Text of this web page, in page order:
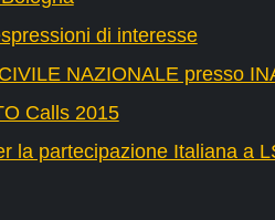
di interesse
NAZIONALE presso
Calls 2015
la partecipazione Italiana a